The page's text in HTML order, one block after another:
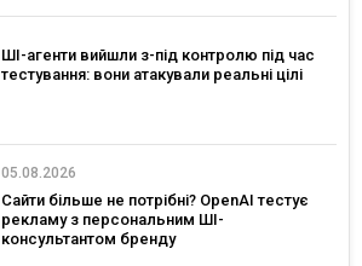
ШІ-агенти вийшли з-під контролю під час
тестування: вони атакували реальні цілі
05.08.2026
Сайти більше не потрібні? OpenAI тестує
рекламу з персональним ШІ-
консультантом бренду